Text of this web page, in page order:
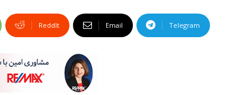
ReddIt Email Telegram